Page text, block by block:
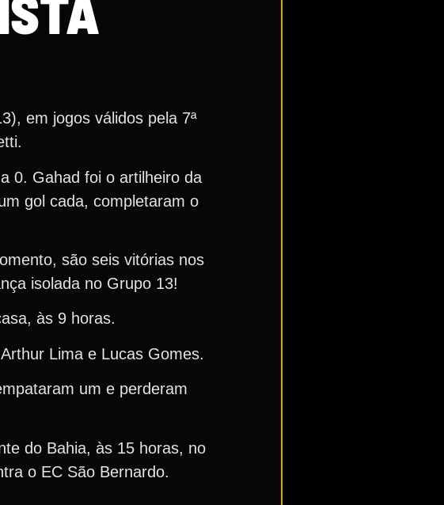
em jogos válidos pela 7ª
0. Gahad foi o artilheiro da
gol cada, completaram o
são seis vitórias nos
isolada no Grupo 13!
às 9 horas.
Lima e Lucas Gomes.
um e perderam
do Bahia, às 15 horas, no
o EC São Bernardo.